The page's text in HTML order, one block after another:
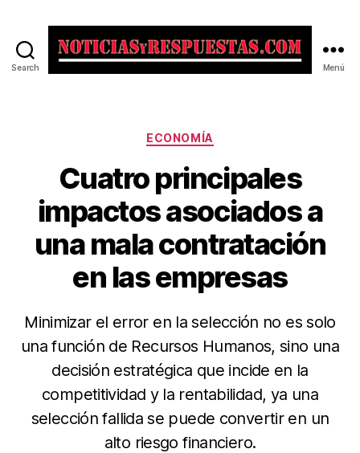
Search Menú
Categorías
ECONOMÍA
Cuatro principales
impactos asociados a
una mala contratación
en las empresas
Minimizar el error en la selección no es solo
una función de Recursos Humanos, sino una
decisión estratégica que incide en la
competitividad y la rentabilidad, ya una
selección fallida se puede convertir en un
alto riesgo financiero.